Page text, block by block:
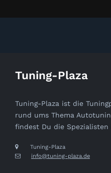
Tuning-Plaza
Tuning-Plaza ist die
rund ums Thema
findest Du die
Tuning-Plaza
info@tuning-plaza.de